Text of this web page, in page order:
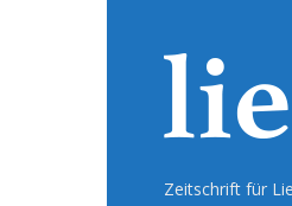
Zeitschrift für